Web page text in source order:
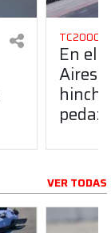
TC2000
En el
Aires
VER TODAS